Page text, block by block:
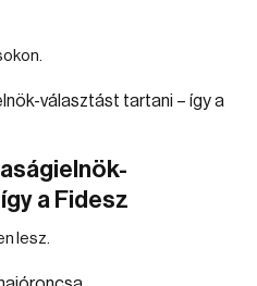
a Fidesz
lesz.